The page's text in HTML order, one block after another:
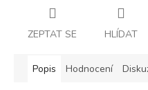
ZEPTAT SE HLÍDAT
Popis Hodnocení